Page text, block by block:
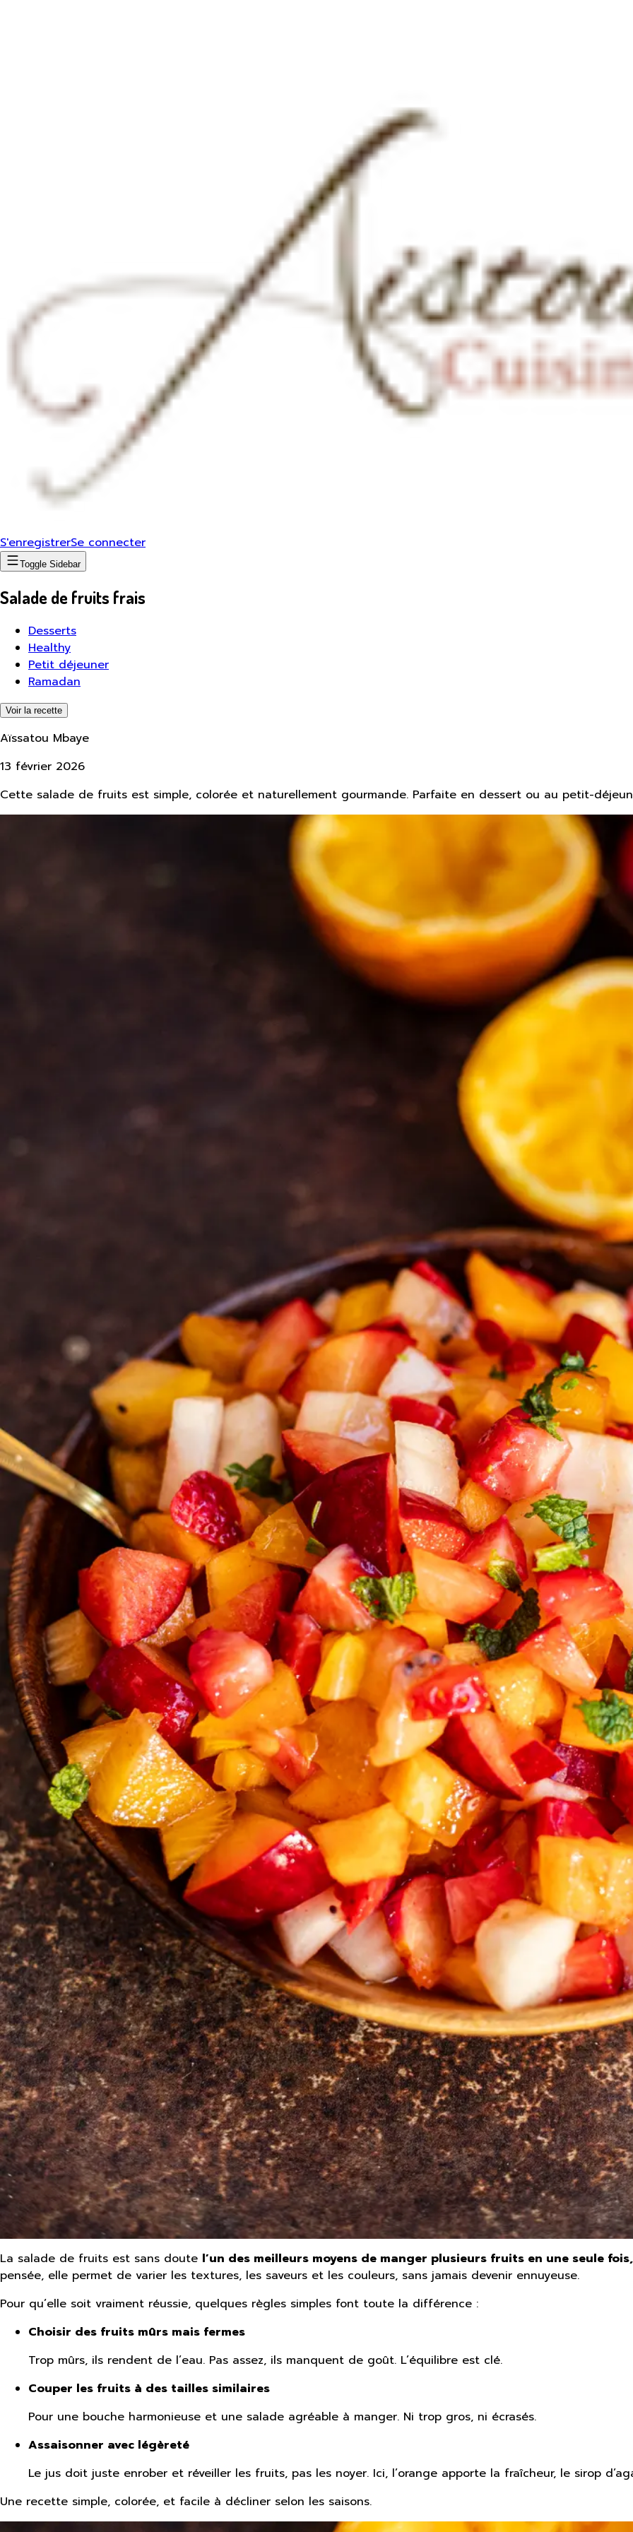
S'enregistrerSe connecter
Toggle Sidebar
Salade de fruits frais
Desserts
Healthy
Petit déjeuner
Ramadan
Voir la recette
Aïssatou Mbaye
13 février 2026
Cette salade de fruits est simple, colorée et naturellement gourmande. Parfaite en dessert ou au petit-
La salade de fruits est sans doute l’un des meilleurs moyens de manger plusieurs fruits en une seule
pensée, elle permet de varier les textures, les saveurs et les couleurs, sans jamais devenir ennuyeuse.
Pour qu’elle soit vraiment réussie, quelques règles simples font toute la différence :
Choisir des fruits mûrs mais fermes
Trop mûrs, ils rendent de l’eau. Pas assez, ils manquent de goût. L’équilibre est clé.
Couper les fruits à des tailles similaires
Pour une bouche harmonieuse et une salade agréable à manger. Ni trop gros, ni écrasés.
Assaisonner avec légèreté
Le jus doit juste enrober et réveiller les fruits, pas les noyer. Ici, l’orange apporte la fraîcheur, le sirop
Une recette simple, colorée, et facile à décliner selon les saisons.